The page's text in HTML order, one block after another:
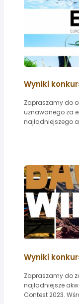
Wyniki
Zapraszamy do
uznawanego za
najładniejszego
Wyniki
Zapraszamy do
najładniejsze
Contest 2023.